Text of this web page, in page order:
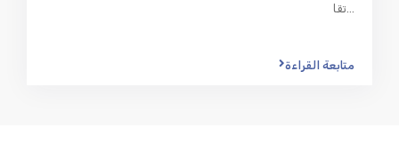
تقا
متابعة القراءة